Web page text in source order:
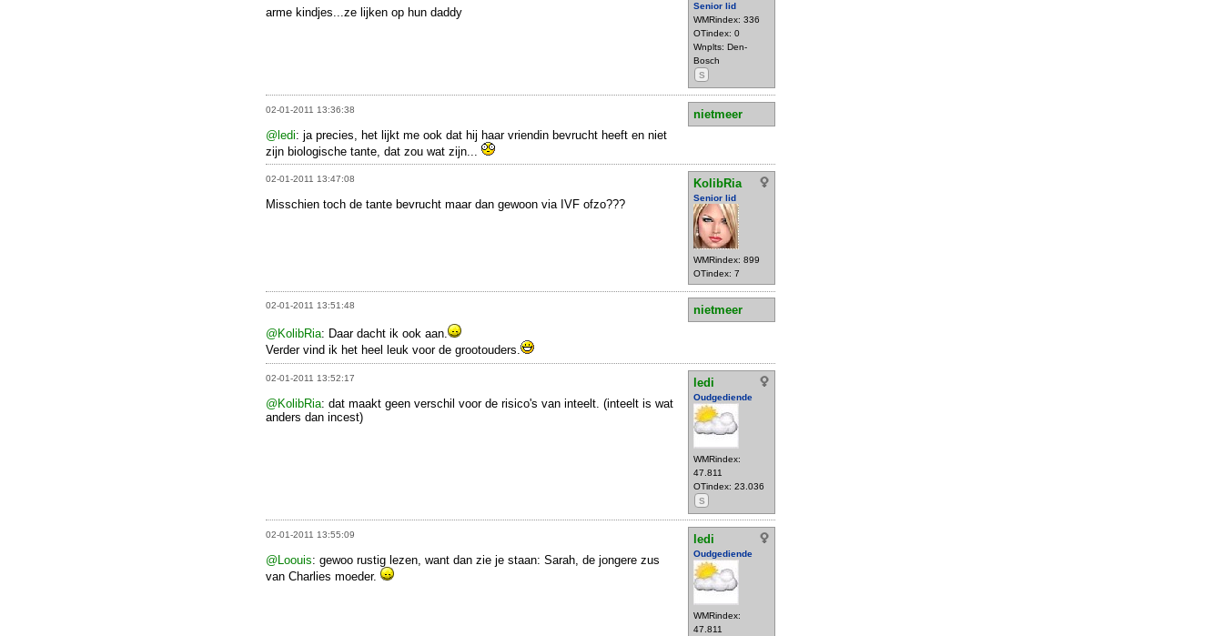
Senior lid
WMRindex: 336
OTindex: 0
Wnplts: Den-
Bosch
S
arme kindjes...ze lijken op hun daddy
02-01-2011 13:36:38
nietmeer
@ledi: ja precies, het lijkt me ook dat hij haar vriendin bevrucht heeft en niet
zijn biologische tante, dat zou wat zijn...
02-01-2011 13:47:08 KolibRia
Senior lid
WMRindex: 899
OTindex: 7
Misschien toch de tante bevrucht maar dan gewoon via IVF ofzo???
02-01-2011 13:51:48
nietmeer
@KolibRia: Daar dacht ik ook aan.
Verder vind ik het heel leuk voor de grootouders.
02-01-2011 13:52:17 ledi
Oudgediende
WMRindex:
47.811
OTindex: 23.036
S
@KolibRia: dat maakt geen verschil voor de risico's van inteelt. (inteelt is wat
anders dan incest)
02-01-2011 13:55:09 ledi
Oudgediende
WMRindex:
47.811
@Loouis: gewoo rustig lezen, want dan zie je staan: Sarah, de jongere zus
van Charlies moeder.